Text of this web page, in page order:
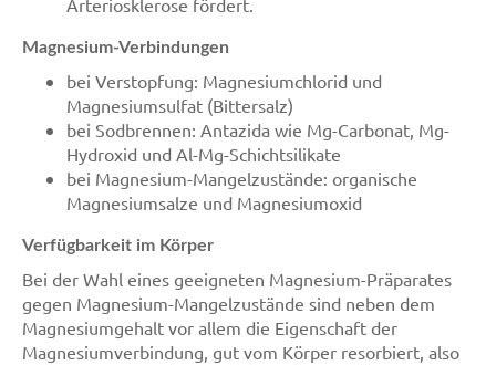
Arteriosklerose fördert.
Magnesium-Verbindungen
bei Verstopfung: Magnesiumchlorid und
Magnesiumsulfat (Bittersalz)
bei Sodbrennen: Antazida wie Mg-Carbonat, Mg-
Hydroxid und Al-Mg-Schichtsilikate
bei Magnesium-Mangelzustände: organische
Magnesiumsalze und Magnesiumoxid
Verfügbarkeit im Körper
Bei der Wahl eines geeigneten Magnesium-Präparates
gegen Magnesium-Mangelzustände sind neben dem
Magnesiumgehalt vor allem die Eigenschaft der
Magnesiumverbindung, gut vom Körper resorbiert, also